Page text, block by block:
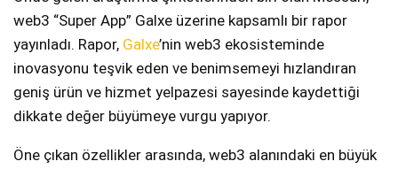
web3 “Super App” Galxe üzerine kapsamlı bir rapor
yayınladı. Rapor, Galxe’nin web3 ekosisteminde
inovasyonu teşvik eden ve benimsemeyi hızlandıran
geniş ürün ve hizmet yelpazesi sayesinde kaydettiği
dikkate değer büyümeye vurgu yapıyor.
Öne çıkan özellikler arasında, web3 alanındaki en büyük